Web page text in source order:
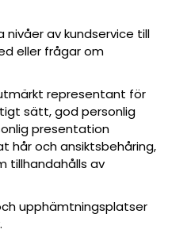
av kundservice till
eller frågar om
representant för
sätt, god personlig
presentation
hår och ansiktsbehåring,
tillhandahålls av
upphämtningsplatser